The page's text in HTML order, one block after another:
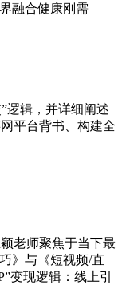
融合健康刚需
逻辑，并详细阐述
平台背书、构建全
老师聚焦于当下最
》与《短视频/直
变现逻辑：线上引